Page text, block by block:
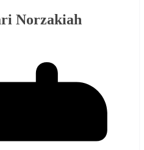
Norzakiah